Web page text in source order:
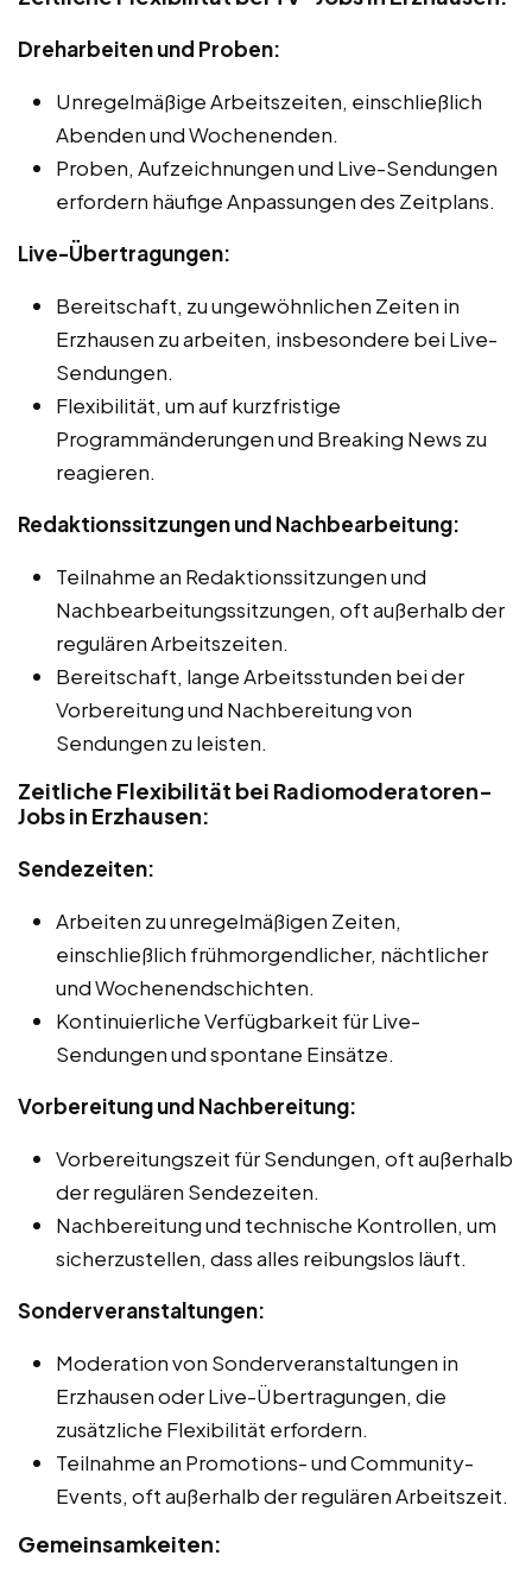
Dreharbeiten und Proben:
Unregelmäßige Arbeitszeiten, einschließlich
Abenden und Wochenenden.
Proben, Aufzeichnungen und Live-Sendungen
erfordern häufige Anpassungen des Zeitplans.
Live-Übertragungen:
Bereitschaft, zu ungewöhnlichen Zeiten in
Erzhausen zu arbeiten, insbesondere bei Live-
Sendungen.
Flexibilität, um auf kurzfristige
Programmänderungen und Breaking News zu
reagieren.
Redaktionssitzungen und Nachbearbeitung:
Teilnahme an Redaktionssitzungen und
Nachbearbeitungssitzungen, oft außerhalb der
regulären Arbeitszeiten.
Bereitschaft, lange Arbeitsstunden bei der
Vorbereitung und Nachbereitung von
Sendungen zu leisten.
Zeitliche Flexibilität bei Radiomoderatoren-
Jobs in Erzhausen:
Sendezeiten:
Arbeiten zu unregelmäßigen Zeiten,
einschließlich frühmorgendlicher, nächtlicher
und Wochenendschichten.
Kontinuierliche Verfügbarkeit für Live-
Sendungen und spontane Einsätze.
Vorbereitung und Nachbereitung:
Vorbereitungszeit für Sendungen, oft außerhalb
der regulären Sendezeiten.
Nachbereitung und technische Kontrollen, um
sicherzustellen, dass alles reibungslos läuft.
Sonderveranstaltungen:
Moderation von Sonderveranstaltungen in
Erzhausen oder Live-Übertragungen, die
zusätzliche Flexibilität erfordern.
Teilnahme an Promotions- und Community-
Events, oft außerhalb der regulären Arbeitszeit.
Gemeinsamkeiten: